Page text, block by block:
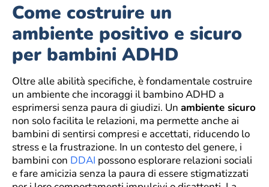
Come costruire un
ambiente positivo e sicuro
per bambini ADHD
Oltre alle abilità specifiche, è fondamentale costruire
un ambiente che incoraggi il bambino ADHD a
esprimersi senza paura di giudizi. Un ambiente sicuro
non solo facilita le relazioni, ma permette anche ai
bambini di sentirsi compresi e accettati, riducendo lo
stress e la frustrazione. In un contesto del genere, i
bambini con DDAI possono esplorare relazioni sociali
e fare amicizia senza la paura di essere stigmatizzati